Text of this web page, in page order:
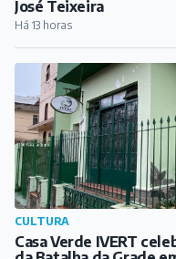
ARTICULISTAS
Florescer como as flores
Há 1 hora
CIDADE